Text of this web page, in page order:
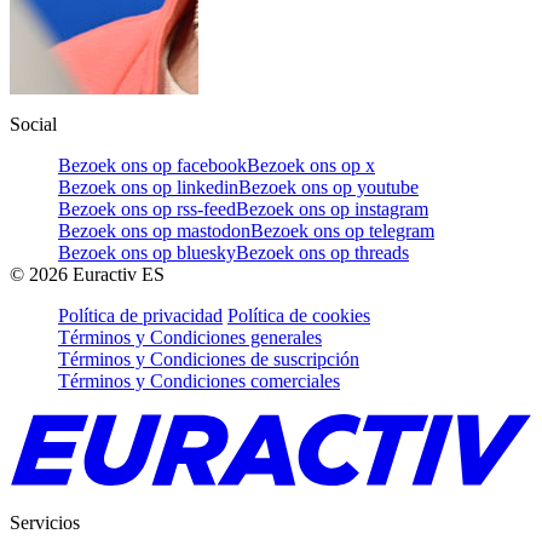
Social
Bezoek ons op facebookBezoek ons op x
Bezoek ons op linkedinBezoek ons op youtube
Bezoek ons op rss-feedBezoek ons op instagram
Bezoek ons op mastodonBezoek ons op telegram
Bezoek ons op blueskyBezoek ons op threads
© 2026 Euractiv ES
Política de privacidad Política de cookies
Términos y Condiciones generales
Términos y Condiciones de suscripción
Términos y Condiciones comerciales
Servicios